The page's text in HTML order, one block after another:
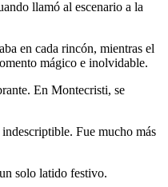
llamó al escenario a la
en cada rincón, mientras el
mágico e inolvidable.
En Montecristi, se
Fue mucho más
solo latido festivo.